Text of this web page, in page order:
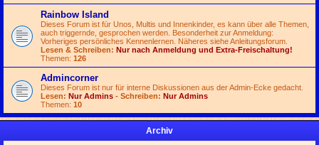
Rainbow Island
Dieses Forum ist für Unos, Multis und Innenkinder, es kann über alle Themen,
auch triggernde, gesprochen werden. Besonderheit zur Anmeldung:
Vorheriges persönliches Kennenlernen. Näheres siehe Anleitungsforum.
Lesen & Schreiben: Nur nach Anmeldung und Extra-Freischaltung!
Themen: 126
Admincorner
Dieses Forum ist nur für interne Diskussionen aus der Admin-Ecke gedacht.
Lesen: Nur Admins - Schreiben: Nur Admins
Themen: 10
Archiv